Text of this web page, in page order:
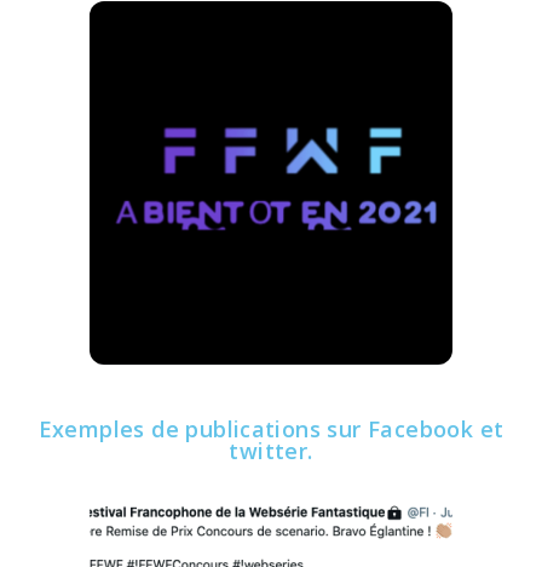
Exemples de publications sur Facebook et
twitter.